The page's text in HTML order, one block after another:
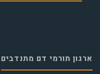
ארגון תורמי דם מתנדבים